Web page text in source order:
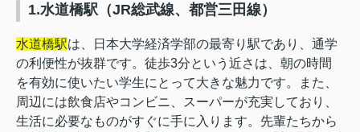
1.水道橋駅（JR総武線、都営三田線）
水道橋駅は、日本大学経済学部の最寄り駅であり、通学
の利便性が抜群です。徒歩3分という近さは、朝の時間
を有効に使いたい学生にとって大きな魅力です。また、
周辺には飲食店やコンビニ、スーパーが充実しており、
生活に必要なものがすぐに手に入ります。先輩たちから